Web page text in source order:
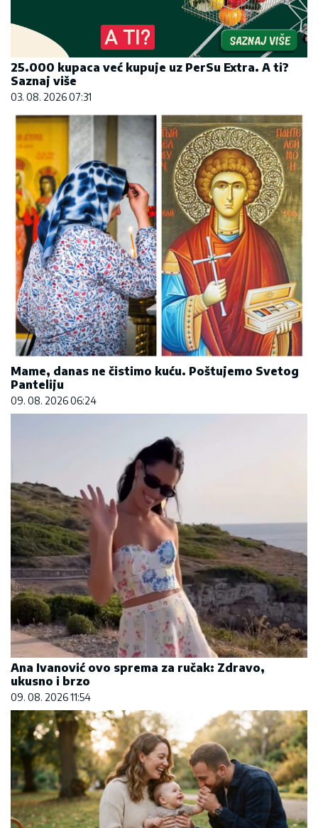
25.000 kupaca već kupuje uz PerSu Extra. A ti?
Saznaj više
03. 08. 2026 07:31
Mame, danas ne čistimo kuću. Poštujemo Svetog
Panteliju
09. 08. 2026 06:24
Ana Ivanović ovo sprema za ručak: Zdravo,
ukusno i brzo
09. 08. 2026 11:54